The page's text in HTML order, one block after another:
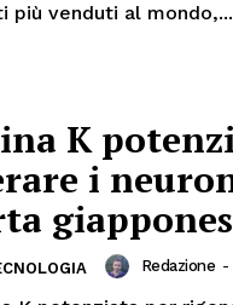
più venduti al mondo,...
K
i
Redazione -